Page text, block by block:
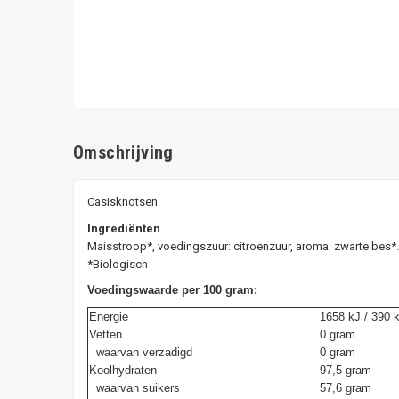
Omschrijving
Casisknotsen
Ingrediënten
Maisstroop*, voedingszuur: citroenzuur, aroma: zwarte bes*.
*Biologisch
Voedingswaarde per 100 gram:
Energie
1658 kJ / 390
Vetten
0 gram
waarvan verzadigd
0 gram
Koolhydraten
97,5 gram
waarvan suikers
57,6 gram